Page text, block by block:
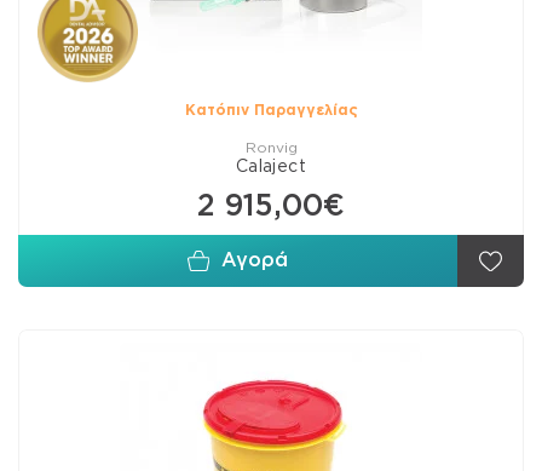
Κατόπιν Παραγγελίας
Ronvig
Calaject
2 915,00€
Αγορά